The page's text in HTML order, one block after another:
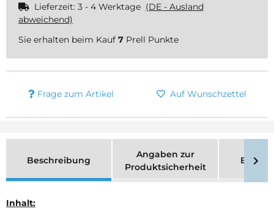
Lieferzeit: 3 - 4 Werktage (DE - Ausland
abweichend)
Sie erhalten beim Kauf 7 Prell Punkte
Frage zum Artikel Auf Wunschzettel
Beschreibung
Angaben zur
Produktsicherheit
Inhalt: